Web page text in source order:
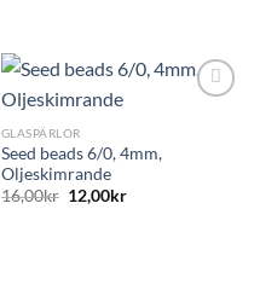
GLASPÄRLOR
Seed beads 6/0, 4mm,
Oljeskimrande
16,00kr 12,00kr